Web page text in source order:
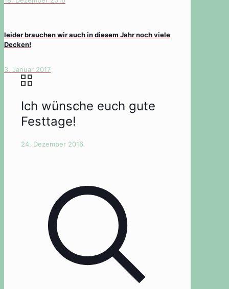
leider brauchen wir auch in diesem Jahr noch viele
Decken!
3. Januar 2017
Ich wünsche euch gute
Festtage!
24. Dezember 2016